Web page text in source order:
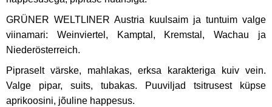
GRÜNER WELTLINER Austria kuulsaim ja tuntuim valge
viinamari: Weinviertel, Kamptal, Kremstal, Wachau ja
Niederösterreich.
Pipraselt värske, mahlakas, erksa karakteriga kuiv vein.
Valge pipar, suits, tubakas. Puuviljad tsitrusest küpse
aprikoosini, jõuline happesus.